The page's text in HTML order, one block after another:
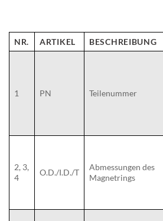
NR. ARTIKEL BESCHREIBUNG
1 PN Teilenummer
2, 3,
4
O.D./I.D./T
Abmessungen des
Magnetrings